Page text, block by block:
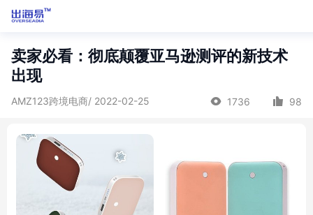
卖家必看：彻底颠覆亚马逊测评的新技术
出现
AMZ123跨境电商/ 2022-02-25 1736 98